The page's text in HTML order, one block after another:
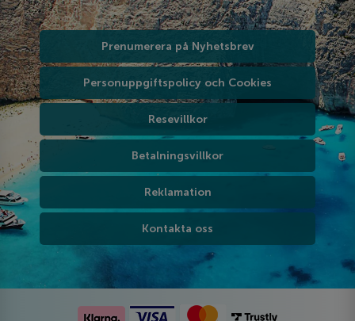
Prenumerera på Nyhetsbrev
Personuppgiftspolicy och Cookies
Resevillkor
Betalningsvillkor
Reklamation
Kontakta oss